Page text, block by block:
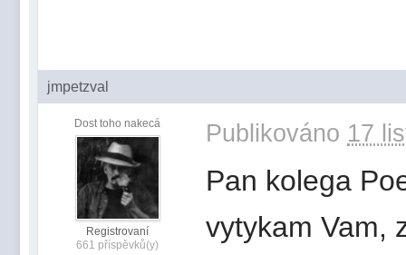
jmpetzval
Dost toho nakecá
Registrovaní
661 příspěvků(y)
Publikováno 17
Pan kolega
vytykam Vam,